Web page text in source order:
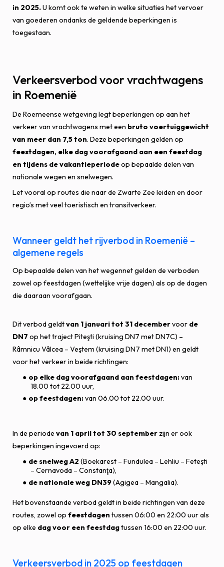
in 2025.U komt ook te weten in welke situaties het vervoer
van goederen ondanks de geldende beperkingen is
toegestaan.
Verkeersverbod voor vrachtwagens
in Roemenië
De Roemeense wetgeving legt beperkingen op aan het
verkeer van vrachtwagens met een bruto voertuiggewicht
van meer dan 7,5 ton. Deze beperkingen gelden op
feestdagen, elke dag voorafgaand aan een feestdag
en tijdens de vakantieperiodeop bepaalde delen van
nationale wegen en snelwegen.
Let vooral op routes die naar de Zwarte Zee leiden en door
regio’s met veel toeristisch en transitverkeer.
Wanneer geldt het rijverbod in Roemenië –
algemene regels
Op bepaalde delen van het wegennet gelden de verboden
zowel op feestdagen (wettelijke vrije dagen) als op de dagen
die daaraan voorafgaan.
Dit verbod geldtvan 1 januari tot 31 decembervoor de
DN7 op het traject Piteşti (kruising DN7 met DN7C) –
Râmnicu Vâlcea – Veştem (kruising DN7 met DN1) en geldt
voor het verkeer in beide richtingen:
op elke dag voorafgaand aan feestdagen:van
18.00 tot 22.00 uur,
op feestdagen:van 06.00 tot 22.00 uur.
In de periode van 1 april tot 30 septemberzijn er ook
beperkingen ingevoerd op:
de snelweg A2 (Boekarest – Fundulea – Lehliu – Feteşti
– Cernavoda – Constanţa),
de nationale weg DN39(Agigea – Mangalia).
Het bovenstaande verbod geldt in beide richtingen van deze
routes, zowel op feestdagen tussen 06:00 en 22:00 uur als
op elke dag voor een feestdagtussen 16:00 en 22:00 uur.
Verkeersverbod in 2025 op feestdagen